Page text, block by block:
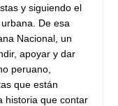
y siguiendo el
De esa
Nacional, un
apoyar y dar
peruano,
que están
historia que contar